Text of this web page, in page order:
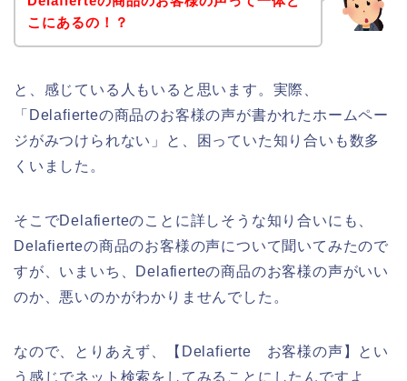
こにあるの！？
と、感じている人もいると思います。実際、
「Delafierteの商品のお客様の声が書かれたホームペー
ジがみつけられない」と、困っていた知り合いも数多
くいました。
そこでDelafierteのことに詳しそうな知り合いにも、
Delafierteの商品のお客様の声について聞いてみたので
すが、いまいち、Delafierteの商品のお客様の声がいい
のか、悪いのかがわかりませんでした。
なので、とりあえず、【Delafierte お客様の声】とい
う感じでネット検索をしてみることにしたんですよ